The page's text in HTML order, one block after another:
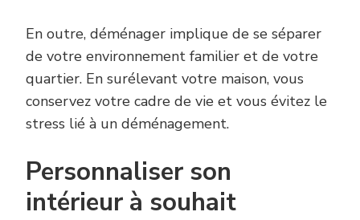
En outre, déménager implique de se séparer
de votre environnement familier et de votre
quartier. En surélevant votre maison, vous
conservez votre cadre de vie et vous évitez le
stress lié à un déménagement.
Personnaliser son
intérieur à souhait